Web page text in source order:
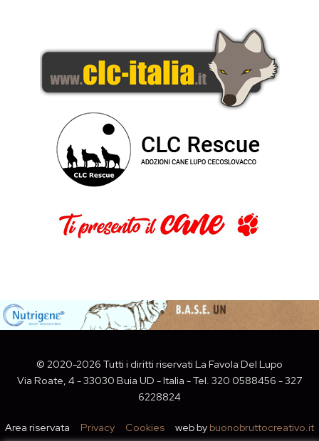
© 2020-2026 Tutti i diritti riservati La Favola Del Lupo
Via Roate, 4 - 33030 Buia UD - Italia - Tel. 320 0588456 - 327
6228824
Area riservata Privacy Cookies web by buonobruttocreativo.it